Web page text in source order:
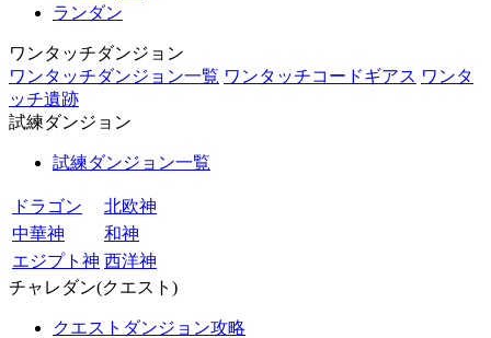
ランダン
ワンタッチダンジョン
ワンタッチダンジョン一覧 ワンタッチコードギアス ワンタ
ッチ遺跡
試練ダンジョン
試練ダンジョン一覧
ドラゴン
北欧神
中華神
和神
エジプト神 西洋神
チャレダン(クエスト)
クエストダンジョン攻略